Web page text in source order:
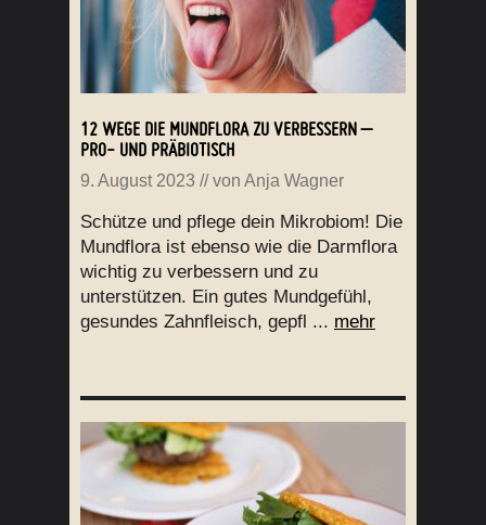
12 WEGE DIE MUNDFLORA ZU VERBESSERN –
PRO- UND PRÄBIOTISCH
9. August 2023 // von Anja Wagner
Schütze und pflege dein Mikrobiom! Die
Mundflora ist ebenso wie die Darmflora
wichtig zu verbessern und zu
unterstützen. Ein gutes Mundgefühl,
gesundes Zahnfleisch, gepfl ... mehr